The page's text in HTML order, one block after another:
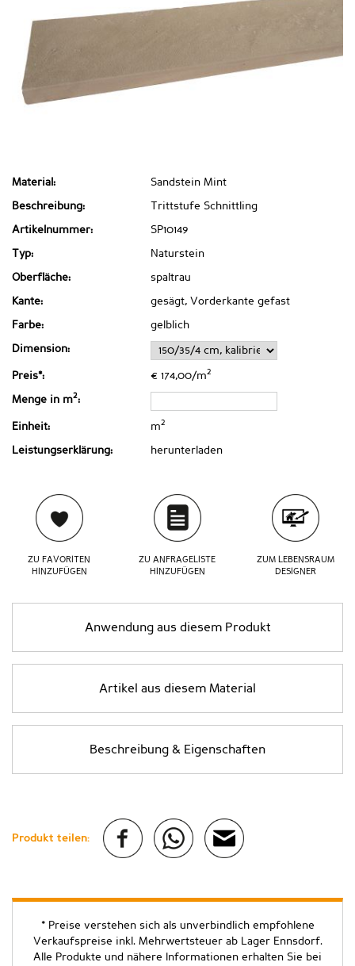
Material: Sandstein Mint
Beschreibung: Trittstufe Schnittling
Artikelnummer: SP10149
Typ: Naturstein
Oberfläche: spaltrau
Kante: gesägt, Vorderkante gefast
Farbe: gelblich
Dimension:
Preis*: € 174,00/m2
Menge in m2:
Einheit: m2
Leistungserklärung: herunterladen
ZU FAVORITEN
HINZUFÜGEN
ZU ANFRAGELISTE
HINZUFÜGEN
ZUM LEBENSRAUM
DESIGNER
Anwendung aus diesem Produkt
Artikel aus diesem Material
Beschreibung & Eigenschaften
Produkt teilen:
* Preise verstehen sich als unverbindlich empfohlene
Verkaufspreise inkl. Mehrwertsteuer ab Lager Ennsdorf.
Alle Produkte und nähere Informationen erhalten Sie bei